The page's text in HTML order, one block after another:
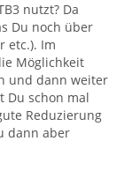
nutzt? Da
Du noch über
etc.). Im
Möglichkeit
und dann weiter
Du schon mal
Reduzierung
dann aber